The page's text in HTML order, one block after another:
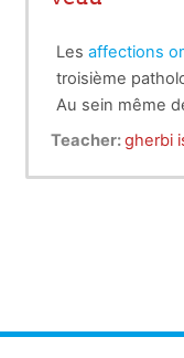
Les affections
troisième
Au sein même
l’infection du
l’omphaloartérite
Teacher:gherbi